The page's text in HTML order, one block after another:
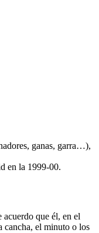
ganas, garra…),
en la 1999-00.
acuerdo que él, en el
cancha, el minuto o los